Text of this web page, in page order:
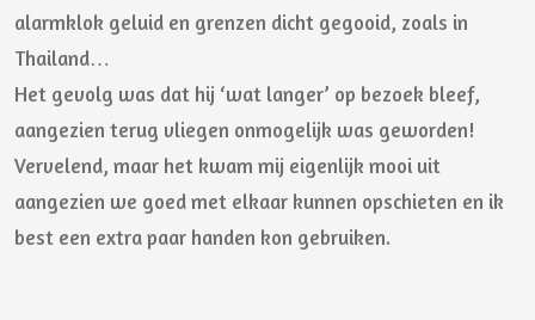
alarmklok geluid en grenzen dicht gegooid, zoals in
Thailand…
Het gevolg was dat hij ‘wat langer’ op bezoek bleef,
aangezien terug vliegen onmogelijk was geworden!
Vervelend, maar het kwam mij eigenlijk mooi uit
aangezien we goed met elkaar kunnen opschieten en ik
best een extra paar handen kon gebruiken.